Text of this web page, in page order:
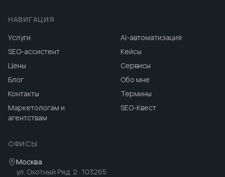
НАВИГАЦИЯ
Услуги
AI-автоматизация
SEO-ассистент
Кейсы
Цены
Сервисы
Блог
Обо мне
Контакты
Термины
Маркетологам и
агентствам
SEO-Квест
ОФИСЫ
Москва
ул. Охотный Ряд, 2 · 103265